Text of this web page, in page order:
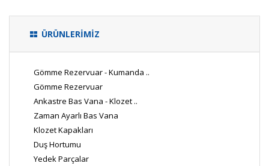
ÜRÜNLERİMİZ
Gömme Rezervuar - Kumanda ..
Gömme Rezervuar
Ankastre Bas Vana - Klozet ..
Zaman Ayarlı Bas Vana
Klozet Kapakları
Duş Hortumu
Yedek Parçalar